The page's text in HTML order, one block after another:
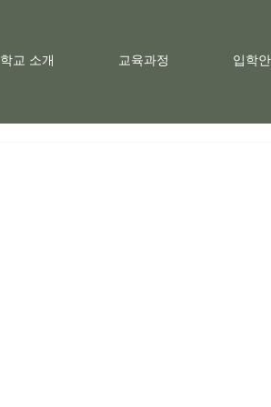
학교 소개 교육과정 입학